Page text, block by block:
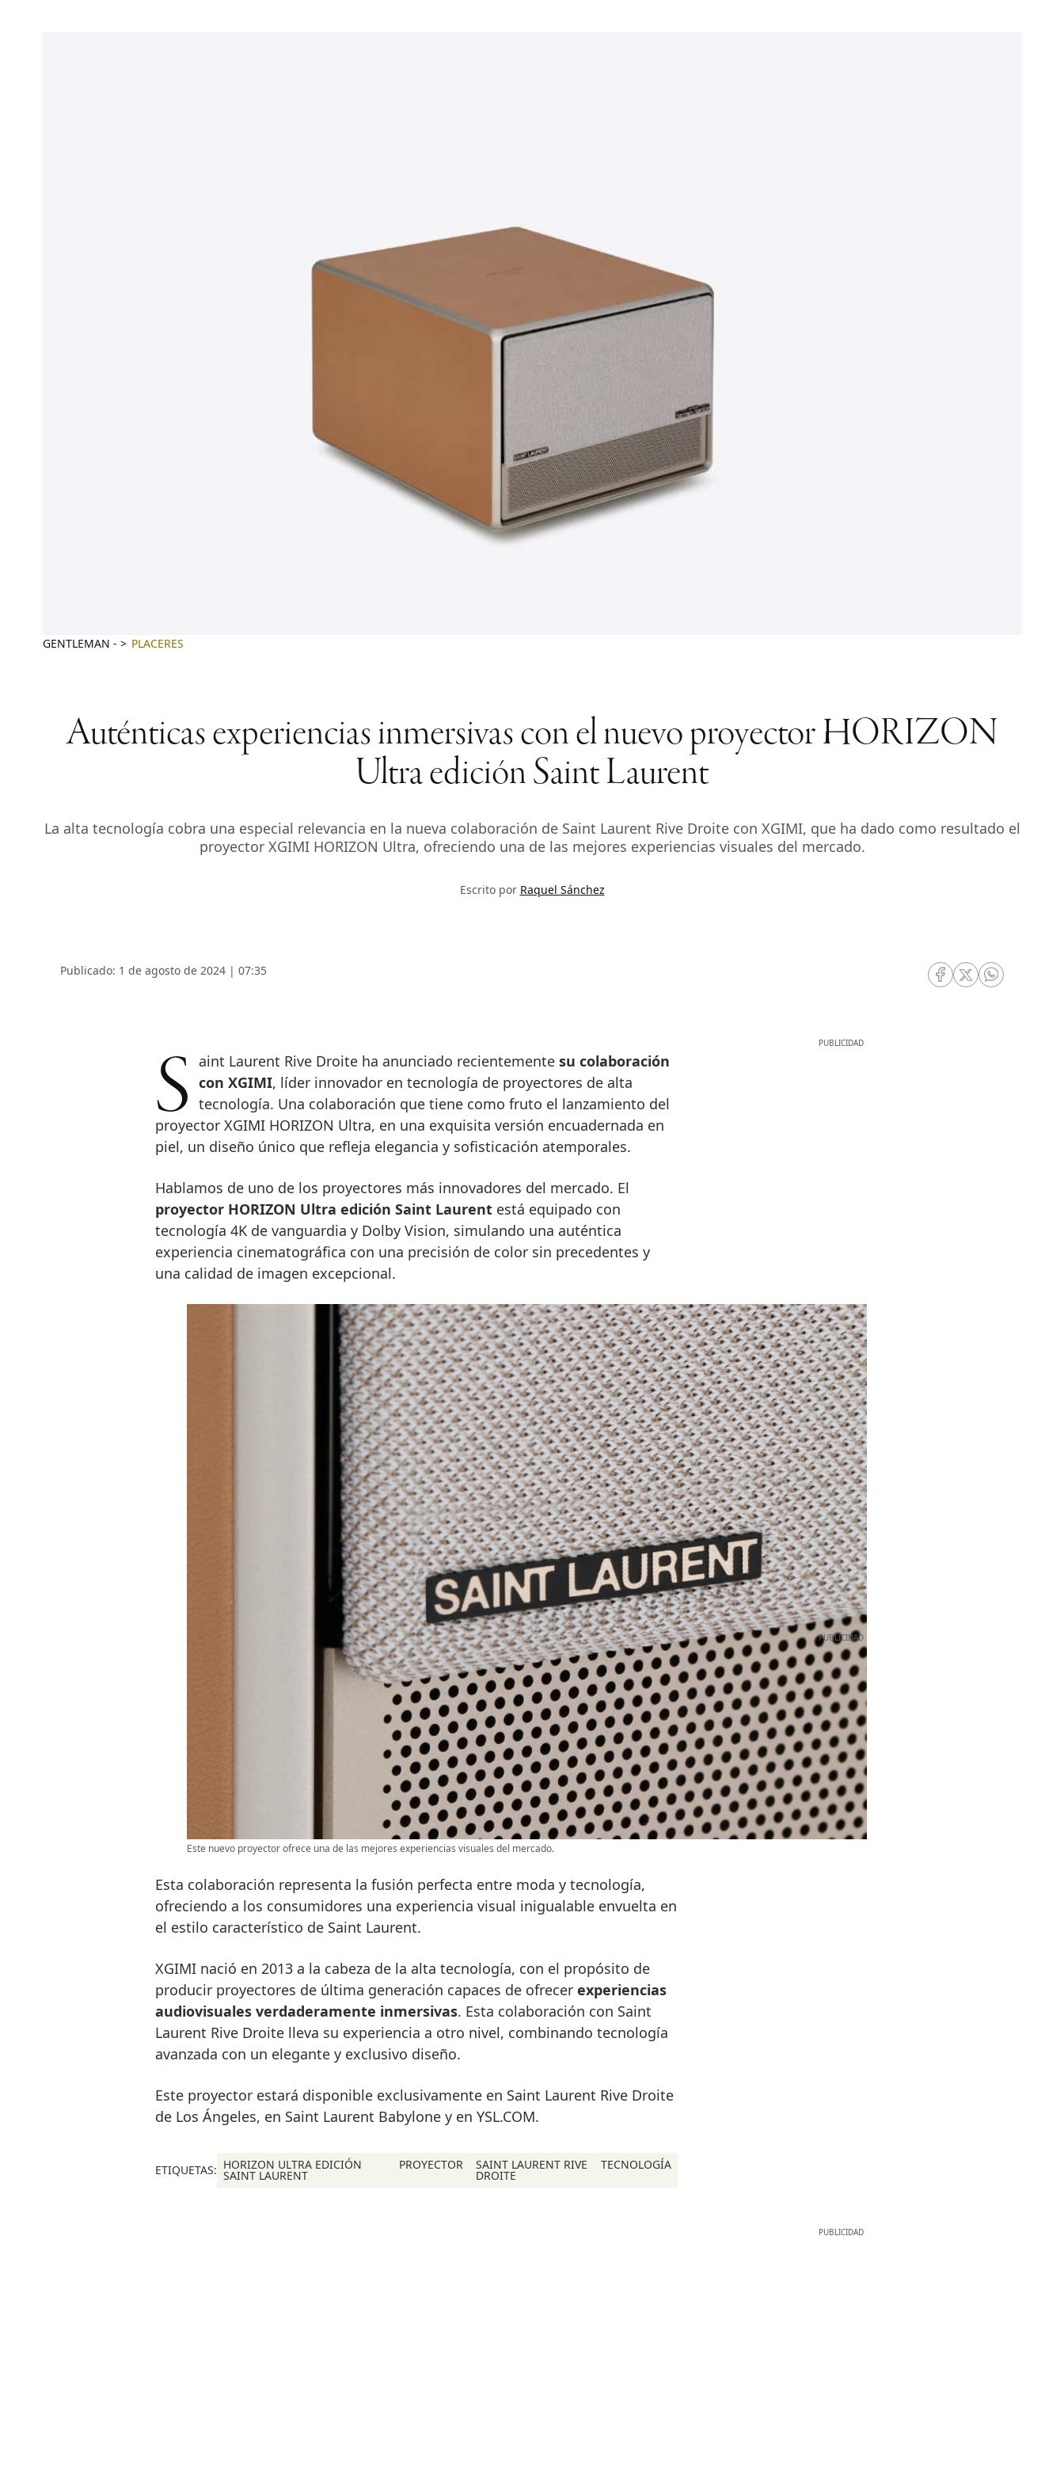
GENTLEMAN - PLACERES
Auténticas experiencias inmersivas con el nuevo proyector HORIZON
Ultra edición Saint Laurent
La alta tecnología cobra una especial relevancia en la nueva colaboración de Saint Laurent Rive Droite con XGIMI, que ha dado como resultado el
proyector XGIMI HORIZON Ultra, ofreciendo una de las mejores experiencias visuales del mercado.
Escrito por Raquel Sánchez
Publicado: 1 de agosto de 2024 | 07:35
RRSS Facebook
RRSS Twitter
RRSS
Saint Laurent Rive Droite ha anunciado recientemente su colaboración
con XGIMI, líder innovador en tecnología de proyectores de alta
tecnología. Una colaboración que tiene como fruto el lanzamiento del
proyector XGIMI HORIZON Ultra, en una exquisita versión encuadernada en
piel, un diseño único que refleja elegancia y sofisticación atemporales.
Hablamos de uno de los proyectores más innovadores del mercado. El
proyector HORIZON Ultra edición Saint Laurent está equipado con
tecnología 4K de vanguardia y Dolby Vision, simulando una auténtica
experiencia cinematográfica con una precisión de color sin precedentes y
una calidad de imagen excepcional.
Este nuevo proyector ofrece una de las mejores experiencias visuales del mercado.
Esta colaboración representa la fusión perfecta entre moda y tecnología,
ofreciendo a los consumidores una experiencia visual inigualable envuelta en
el estilo característico de Saint Laurent.
XGIMI nació en 2013 a la cabeza de la alta tecnología, con el propósito de
producir proyectores de última generación capaces de ofrecer experiencias
audiovisuales verdaderamente inmersivas. Esta colaboración con Saint
Laurent Rive Droite lleva su experiencia a otro nivel, combinando tecnología
avanzada con un elegante y exclusivo diseño.
Este proyector estará disponible exclusivamente en Saint Laurent Rive Droite
de Los Ángeles, en Saint Laurent Babylone y en YSL.COM.
ETIQUETAS: HORIZON ULTRA EDICIÓN
SAINT LAURENT
PROYECTOR SAINT LAURENT RIVE
DROITE
TECNOLOGÍA